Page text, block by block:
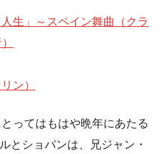
生」～スペイン舞曲（クラ
ン）
ってはもはや晩年にあたる
とショパンは、兄ジャン・